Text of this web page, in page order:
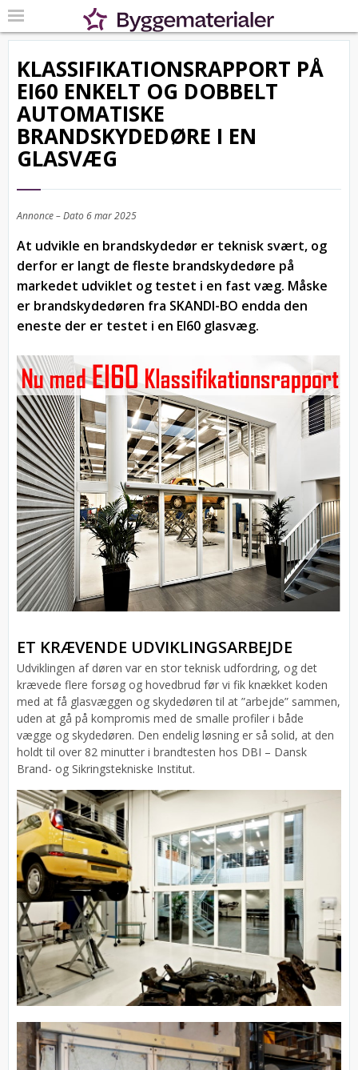
KLASSIFIKATIONSRAPPORT PÅ
EI60 ENKELT OG DOBBELT
AUTOMATISKE
BRANDSKYDEDØRE I EN
GLASVÆG
Annonce – Dato6 mar 2025
At udvikle en brandskydedør er teknisk svært, og
derfor er langt de fleste brandskydedøre på
markedet udviklet og testet i en fast væg. Måske
er brandskydedøren fra SKANDI-BO endda den
eneste der er testet i en EI60 glasvæg.
ET KRÆVENDE UDVIKLINGSARBEJDE
Udviklingen af døren var en stor teknisk udfordring, og det
krævede flere forsøg og hovedbrud før vi fik knækket koden
med at få glasvæggen og skydedøren til at ”arbejde” sammen,
uden at gå på kompromis med de smalle profiler i både
vægge og skydedøren. Den endelig løsning er så solid, at den
holdt til over 82 minutter i brandtesten hos DBI – Dansk
Brand- og Sikringstekniske Institut.